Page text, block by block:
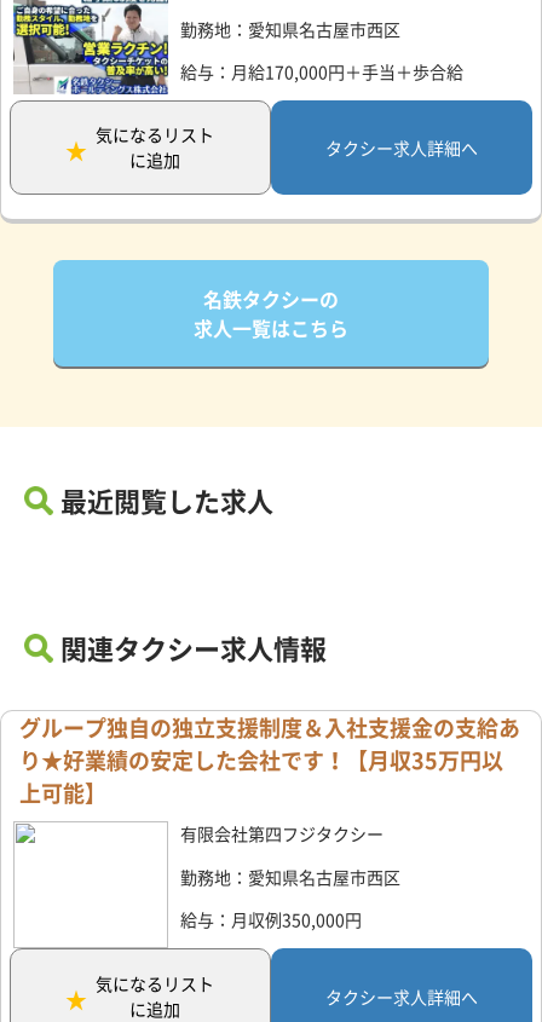
勤務地：愛知県名古屋市西区
給与：月給170,000円＋手当＋歩合給
気になるリスト
に追加
タクシー求人詳細へ
名鉄タクシーの
求人一覧はこちら
最近閲覧した求人
関連タクシー求人情報
グループ独自の独立支援制度＆入社支援金の支給あ
り★好業績の安定した会社です！【月収35万円以
上可能】
有限会社第四フジタクシー
勤務地：愛知県名古屋市西区
給与：月収例350,000円
気になるリスト
に追加
タクシー求人詳細へ